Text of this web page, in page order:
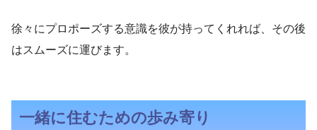
徐々にプロポーズする意識を彼が持ってくれれば、その後
はスムーズに運びます。
一緒に住むための歩み寄り